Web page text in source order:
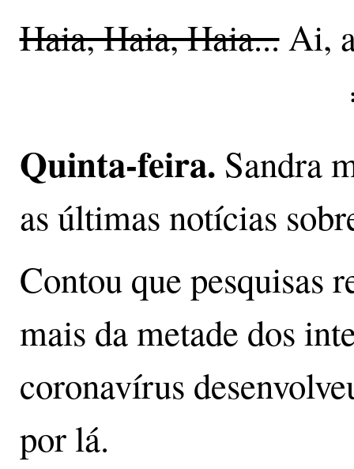
Haia, Haia, Haia...Ai,
Quinta-feira. Sandra
as últimas notícias
Contou que pesquisas
mais da metade dos
coronavírus
por lá.